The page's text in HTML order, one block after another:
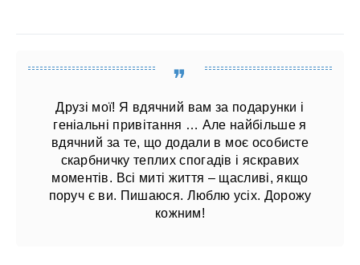
Друзі мої! Я вдячний вам за подарунки і
геніальні привітання … Але найбільше я
вдячний за те, що додали в моє особисте
скарбничку теплих спогадів і яскравих
моментів. Всі миті життя – щасливі, якщо
поруч є ви. Пишаюся. Люблю усіх. Дорожу
кожним!